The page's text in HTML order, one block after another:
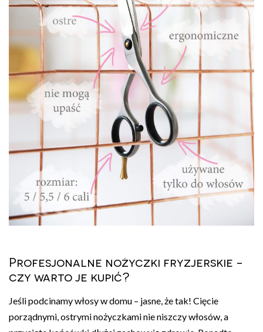
Profesjonalne nożyczki fryzjerskie -
czy warto je kupić?
Jeśli podcinamy włosy w domu – jasne, że tak! Cięcie
porządnymi, ostrymi nożyczkami nie niszczy włosów, a